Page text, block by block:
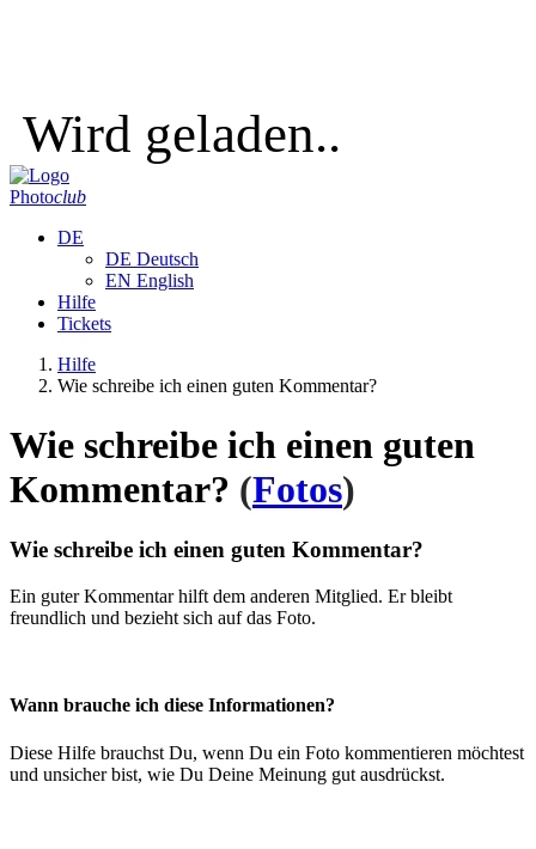
Wird geladen..
Photoclub
DE
DE Deutsch
EN English
Hilfe
Tickets
Hilfe
Wie schreibe ich einen guten Kommentar?
Wie schreibe ich einen guten
Kommentar? (Fotos)
Wie schreibe ich einen guten Kommentar?
Ein guter Kommentar hilft dem anderen Mitglied. Er bleibt
freundlich und bezieht sich auf das Foto.
Wann brauche ich diese Informationen?
Diese Hilfe brauchst Du, wenn Du ein Foto kommentieren möchtest
und unsicher bist, wie Du Deine Meinung gut ausdrückst.